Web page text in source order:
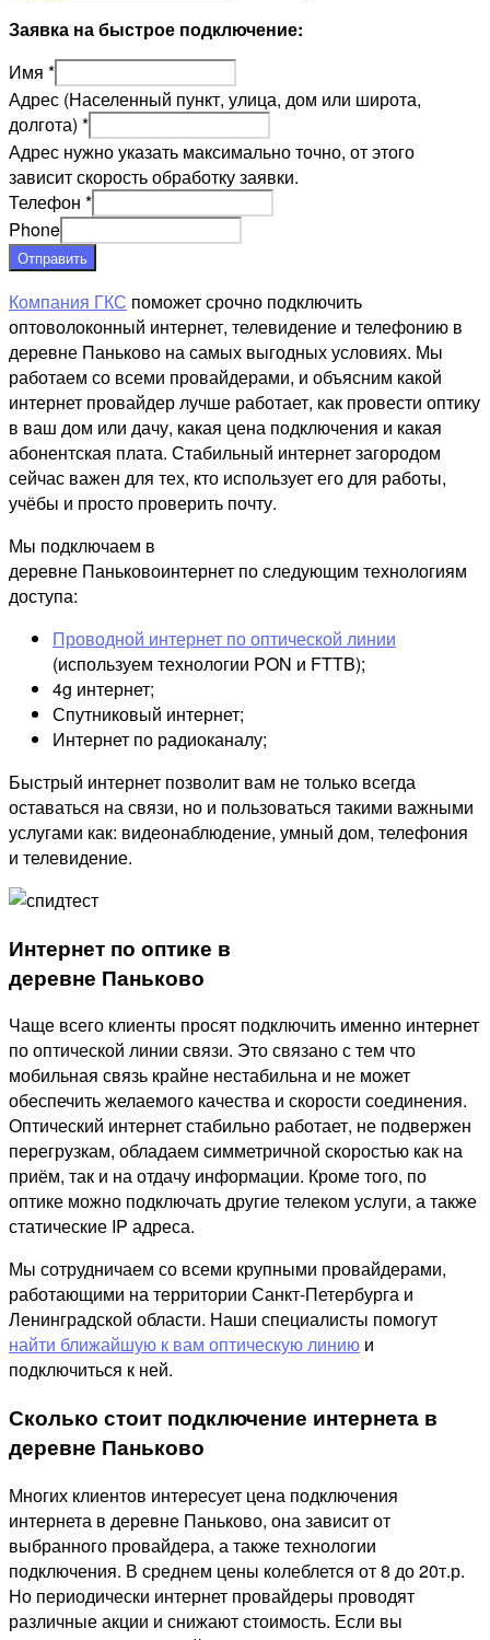
Заявка на быстрое подключение:
Имя *
Адрес (Населенный пункт, улица, дом или широта,
долгота) *
Адрес нужно указать максимально точно, от этого
зависит скорость обработку заявки.
Телефон *
Phone
Отправить
Компания ГКС поможет срочно подключить
оптоволоконный интернет, телевидение и телефонию в
деревне Паньково на самых выгодных условиях. Мы
работаем со всеми провайдерами, и объясним какой
интернет провайдер лучше работает, как провести оптику
в ваш дом или дачу, какая цена подключения и какая
абонентская плата. Стабильный интернет загородом
сейчас важен для тех, кто использует его для работы,
учёбы и просто проверить почту.
Мы подключаем в
деревне Паньковоинтернет по следующим технологиям
доступа:
Проводной интернет по оптической линии
(используем технологии PON и FTTB);
4g интернет;
Спутниковый интернет;
Интернет по радиоканалу;
Быстрый интернет позволит вам не только всегда
оставаться на связи, но и пользоваться такими важными
услугами как: видеонаблюдение, умный дом, телефония
и телевидение.
Интернет по оптике в
деревне Паньково
Чаще всего клиенты просят подключить именно интернет
по оптической линии связи. Это связано с тем что
мобильная связь крайне нестабильна и не может
обеспечить желаемого качества и скорости соединения.
Оптический интернет стабильно работает, не подвержен
перегрузкам, обладаем симметричной скоростью как на
приём, так и на отдачу информации. Кроме того, по
оптике можно подключать другие телеком услуги, а также
статические IP адреса.
Мы сотрудничаем со всеми крупными провайдерами,
работающими на территории Санкт-Петербурга и
Ленинградской области. Наши специалисты помогут
найти ближайшую к вам оптическую линию и
подключиться к ней.
Сколько стоит подключение интернета в
деревне Паньково
Многих клиентов интересует цена подключения
интернета в деревне Паньково, она зависит от
выбранного провайдера, а также технологии
подключения. В среднем цены колеблется от 8 до 20т.р.
Но периодически интернет провайдеры проводят
различные акции и снижают стоимость. Если вы